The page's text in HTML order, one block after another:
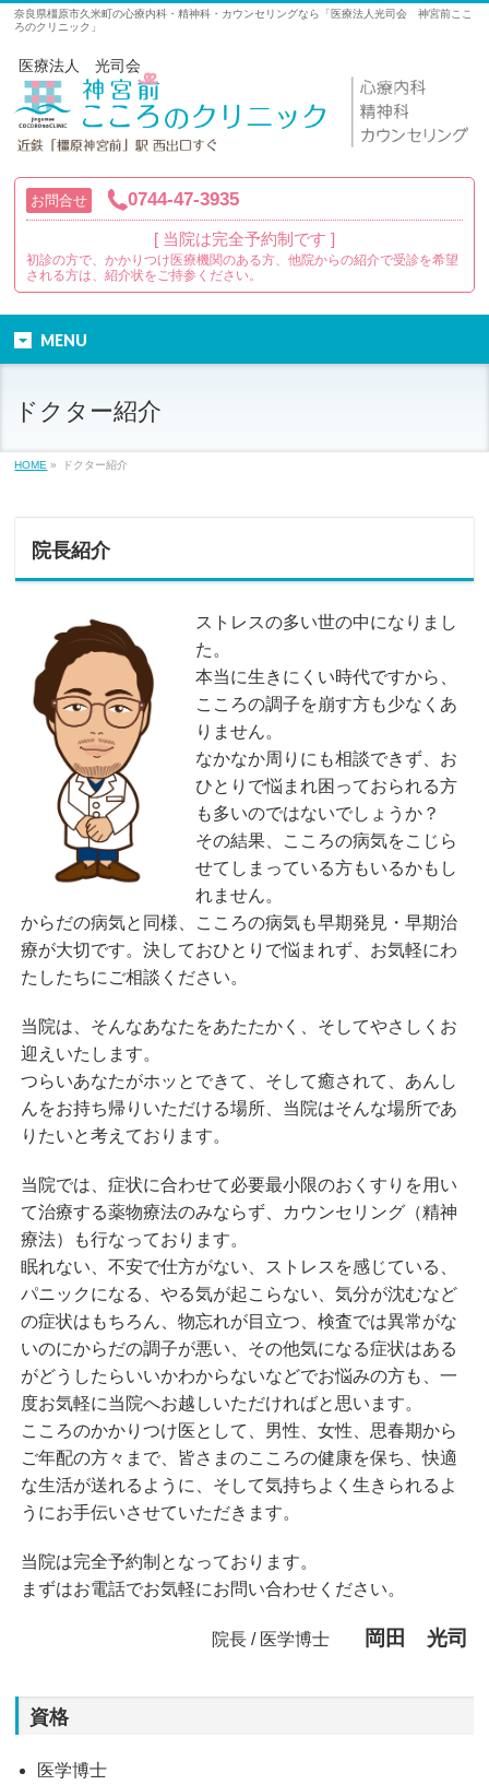
奈良県橿原市久米町の心療内科・精神科・カウンセリングなら「医療法人光司会 神宮前ここ
ろのクリニック」
医療法人 光司会
お問合せ 0744-47-3935
[ 当院は完全予約制です ]
初診の方で、かかりつけ医療機関のある方、他院からの紹介で受診を希望
される方は、紹介状をご持参ください。
MENU
ドクター紹介
HOME » ドクター紹介
院長紹介
ストレスの多い世の中になりまし
た。
本当に生きにくい時代ですから、
こころの調子を崩す方も少なくあ
りません。
なかなか周りにも相談できず、お
ひとりで悩まれ困っておられる方
も多いのではないでしょうか？
その結果、こころの病気をこじら
せてしまっている方もいるかもし
れません。
からだの病気と同様、こころの病気も早期発見・早期治
療が大切です。決しておひとりで悩まれず、お気軽にわ
たしたちにご相談ください。
当院は、そんなあなたをあたたかく、そしてやさしくお
迎えいたします。
つらいあなたがホッとできて、そして癒されて、あんし
んをお持ち帰りいただける場所、当院はそんな場所であ
りたいと考えております。
当院では、症状に合わせて必要最小限のおくすりを用い
て治療する薬物療法のみならず、カウンセリング（精神
療法）も行なっております。
眠れない、不安で仕方がない、ストレスを感じている、
パニックになる、やる気が起こらない、気分が沈むなど
の症状はもちろん、物忘れが目立つ、検査では異常がな
いのにからだの調子が悪い、その他気になる症状はある
がどうしたらいいかわからないなどでお悩みの方も、一
度お気軽に当院へお越しいただければと思います。
こころのかかりつけ医として、男性、女性、思春期から
ご年配の方々まで、皆さまのこころの健康を保ち、快適
な生活が送れるように、そして気持ちよく生きられるよ
うにお手伝いさせていただきます。
当院は完全予約制となっております。
まずはお電話でお気軽にお問い合わせください。
院長 / 医学博士 岡田 光司
資格
医学博士